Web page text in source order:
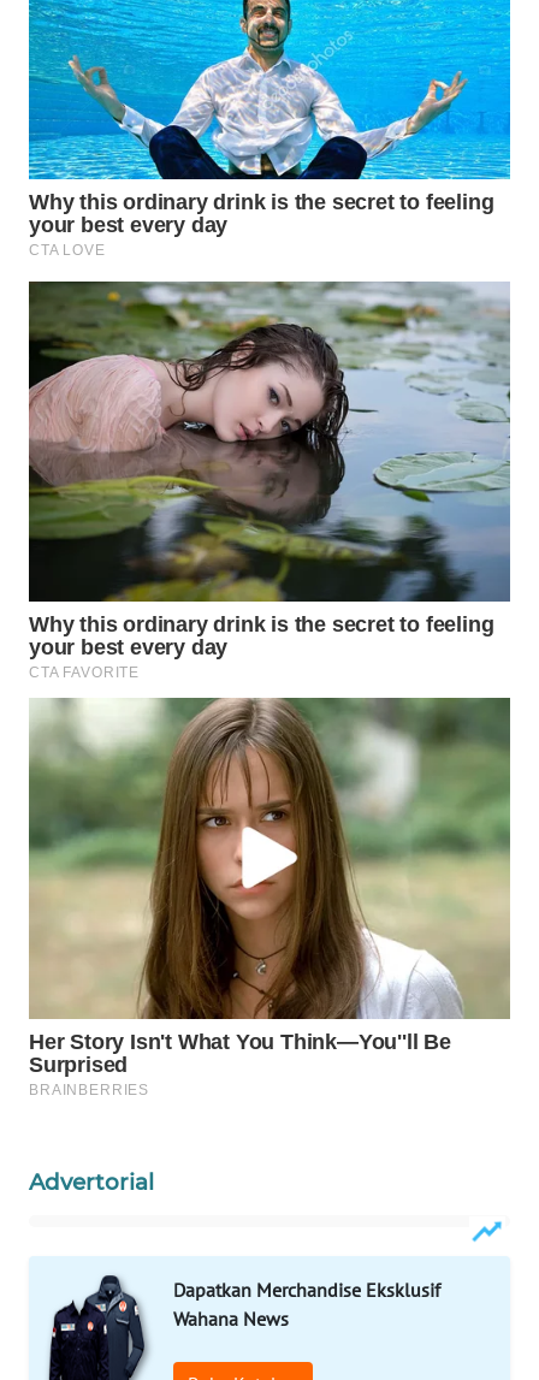
Advertorial
Dapatkan Merchandise Eksklusif
Wahana News
WAHANA
TV
WAHANANEWS
ID
WAHANANEWS
CO ID
NET
WAHANA
SPORT
WAHANA
UMKM
WAHANA
WAHANA
PERSONA
OTOMOTIF
HEALTH
WAHANA
Wahana
KONSUMEN
MASYARAKAT
KELISTRIKAN
WALINKI